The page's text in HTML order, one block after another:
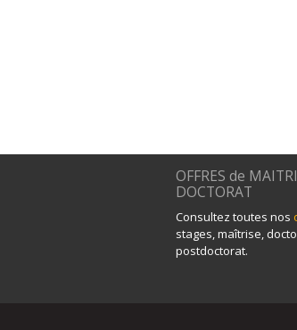
OFFRES de
DOCTORAT
Consultez toutes nos
stages, maîtrise,
postdoctorat.